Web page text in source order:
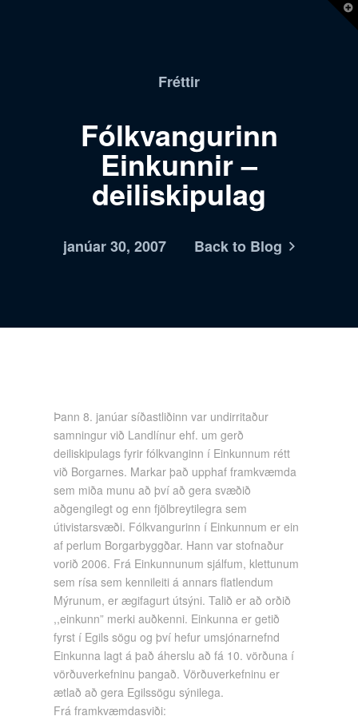
Fréttir
Fólkvangurinn
Einkunnir –
deiliskipulag
janúar 30, 2007 Back to Blog
Þann 8. janúar síðastliðinn var undirritaður
samningur við Landlínur ehf. um gerð
deiliskipulags fyrir fólkvanginn í Einkunnum rétt
við Borgarnes. Markar það upphaf framkvæmda
sem miða munu að því að gera svæðið
aðgengilegt og enn fjölbreytilegra sem
útivistarsvæði. Fólkvangurinn í Einkunnum er ein
af perlum Borgarbyggðar. Hann var stofnaður
vorið 2006. Frá Einkunnunum sjálfum, klettunum
sem rísa sem kennileiti á annars flatlendum
Mýrunum, er ægifagurt útsýni. Talið er að orðið
,,einkunn” merki auðkenni. Einkunna er getið
fyrst í Egils sögu og því hefur umsjónarnefnd
Einkunna lagt á það áherslu að fá 10. vörðuna í
vörðuverkefninu þangað. Vörðuverkefninu er
ætlað að gera Egilssögu sýnilega.
Frá framkvæmdasviði: